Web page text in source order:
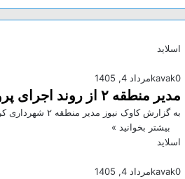
اسلاید
kavakمرداد 4, 1405 0
مدیر منطقه ۲ از روند اجرای پروژه زیرگذر شیخ‌آباد بازدید کرد
به گزارش کاوک نیوز مدیر منطقه ۲ شهرداری کرج به همراه دکتر رحیمی، رئیس کمیسیون عمران و نایب‌رئیس شورای اسلامی…
بیشتر بخوانید »
اسلاید
kavakمرداد 4, 1405 0